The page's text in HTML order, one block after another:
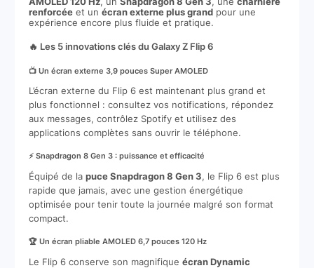
renforcéeet un écran externe plus grandpour une
expérience encore plus fluide et pratique.
🔥 Les 5 innovations clés du Galaxy Z Flip 6
📺 Un écran externe 3,9 pouces Super AMOLED
L’écran externe du Flip 6 est maintenant plus grand et
plus fonctionnel : consultez vos notifications, répondez
aux messages, contrôlez Spotify et utilisez des
applications complètes sans ouvrir le téléphone.
⚡ Snapdragon 8 Gen 3 : puissance et efficacité
Équipé de la puce Snapdragon 8 Gen 3, le Flip 6 est plus
rapide que jamais, avec une gestion énergétique
optimisée pour tenir toute la journée malgré son format
compact.
🏆 Un écran pliable AMOLED 6,7 pouces 120 Hz
Le Flip 6 conserve son magnifique écran Dynamic